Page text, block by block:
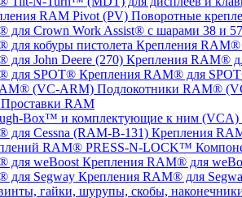
Поворотные
Крепления RAM®
Крепления RAM®
Крепления RAM® для
Подлокотники RAM®
Проставки RAM
Крепления
Крепления RAM® для
Крепления RAM® для